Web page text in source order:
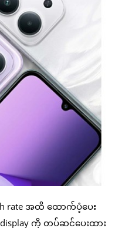
rate အထိ ထောက်ပံ့ပေး
ကို တပ်ဆင်ပေးထား